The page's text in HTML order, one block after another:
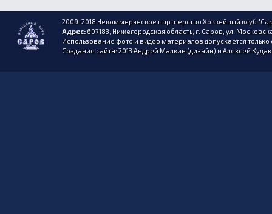
2009-2018 Некоммерческое партнерство Хоккейный клуб
Адрес:607183, Нижегородская область, г. Саров, ул.
Использование фото и видео материалов допускается
Создание сайта: 2013 Андрей Малкин (дизайн) и Алексей